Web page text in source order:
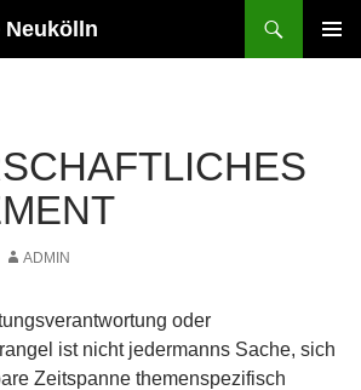
Neukölln
ADMIN
oder
ist nicht jedermanns Sache, sich
Zeitspanne themenspezifisch